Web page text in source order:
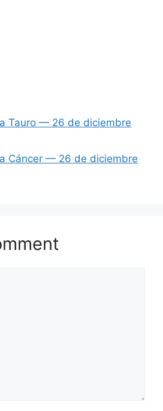
Tauro — 26 de diciembre
Cáncer — 26 de diciembre